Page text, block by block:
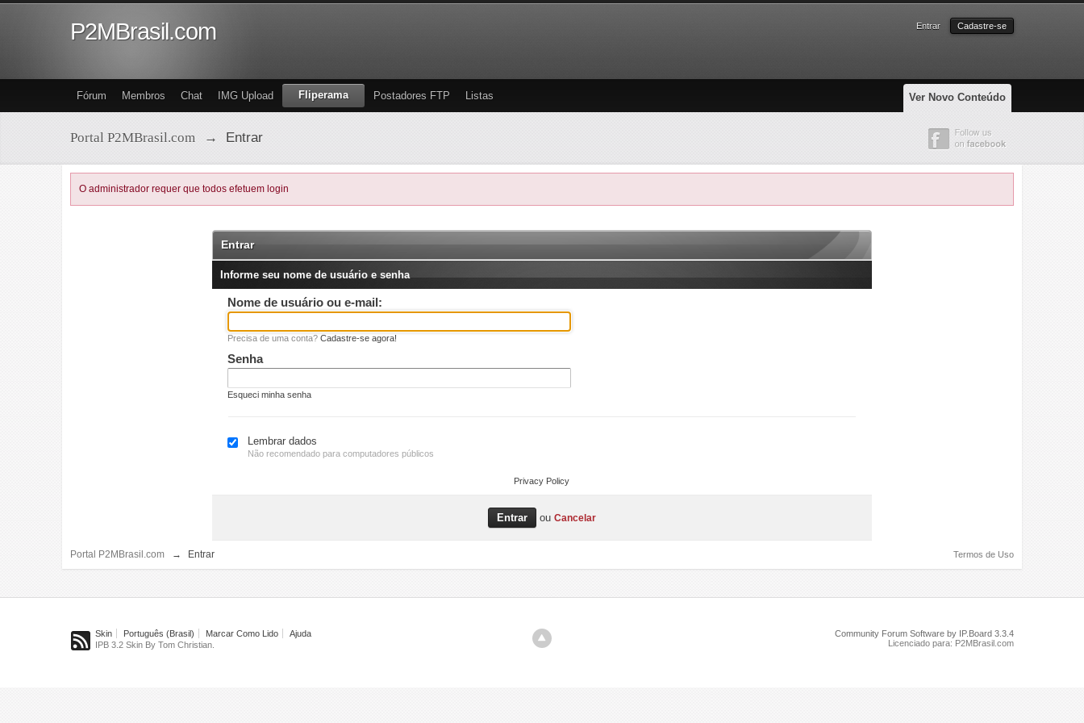
P2MBrasil.com Entrar Cadastre-se
Ver Novo Conteúdo
Fórum Membros Chat IMG Upload Fliperama Postadores FTP Listas
Portal P2MBrasil.com → Entrar
O administrador requer que todos efetuem login
Entrar
Informe seu nome de usuário e senha
Nome de usuário ou e-mail:
Precisa de uma conta? Cadastre-se agora!
Senha
Esqueci minha senha
Lembrar dados
Não recomendado para computadores públicos
Privacy Policy
ou Cancelar
Portal P2MBrasil.com → Entrar Termos de Uso
Skin Português (Brasil) Marcar Como Lido
Ajuda
IPB 3.2 Skin By Tom Christian.
Community Forum Software by IP.Board 3.3.4
Licenciado para: P2MBrasil.com